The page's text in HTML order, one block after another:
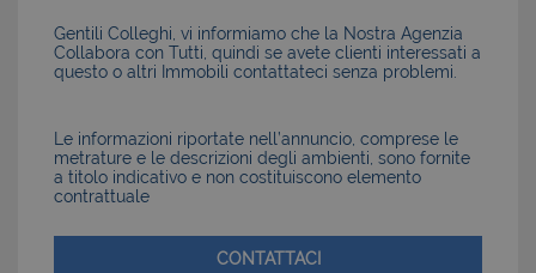
Gentili Colleghi, vi informiamo che la Nostra Agenzia
Collabora con Tutti, quindi se avete clienti interessati a
questo o altri Immobili contattateci senza problemi.
Le informazioni riportate nell’annuncio, comprese le
metrature e le descrizioni degli ambienti, sono fornite
a titolo indicativo e non costituiscono elemento
contrattuale
CONTATTACI